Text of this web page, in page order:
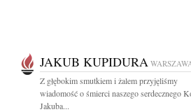
JAKUB KUPIDURA
Z głębokim smutkiem i żalem przyjęliśmy
wiadomość o śmierci naszego serdecznego
Jakuba...